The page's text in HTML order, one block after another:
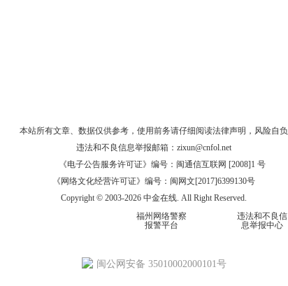
本站所有文章、数据仅供参考，使用前务请仔细阅读法律声明 ，风险自负
违法和不良信息举报邮箱： zixun@cnfol.net
《电子公告服务许可证》编号：闽通信互联网 [2008]1 号
《网络文化经营许可证》编号：闽网文[2017]6399130号
Copyright © 2003-2026 中金在线. All Right Reserved.
福州网络警察
报警平台
违法和不良信
息举报中心
闽公网安备 35010002000101号